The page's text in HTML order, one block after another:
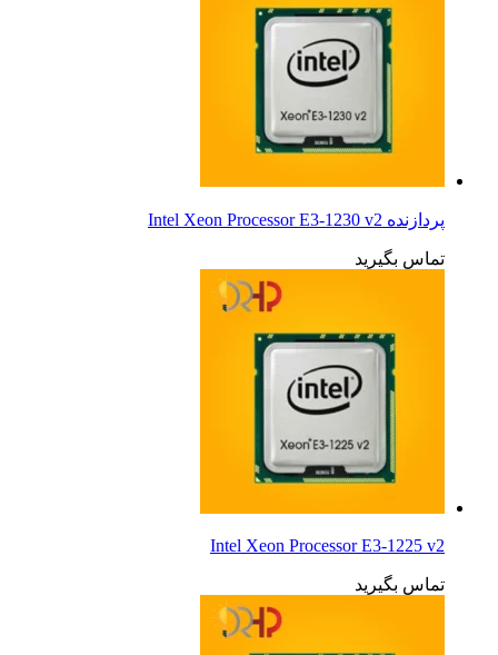
پردازنده Intel Xeon Processor E3-1230 v2
تماس بگیرید
Intel Xeon Processor E3-1225 v2
تماس بگیرید